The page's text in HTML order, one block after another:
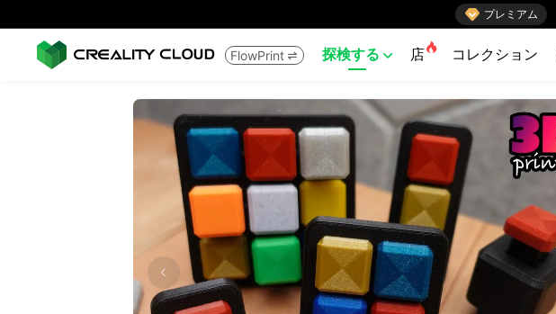
 プレミアム
FlowPrint  探検する  店 コレクション